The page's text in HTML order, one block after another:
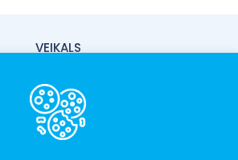
VEIKALS
PAR MUMS
KONTAKTI